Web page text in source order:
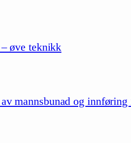
øve teknikk
mannsbunad og